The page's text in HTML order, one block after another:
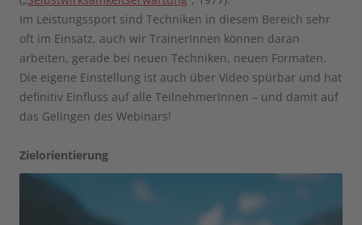
Im Leistungssport sind Techniken in diesem Bereich sehr
oft im Einsatz, auch wir TrainerInnen können daran
arbeiten, gerade bei neuen Techniken, neuen Formaten.
Die eigene Einstellung ist auch über Video spürbar und hat
definitiv Einfluss auf alle TeilnehmerInnen – und damit auf
das Gelingen des Webinars!
Zielorientierung